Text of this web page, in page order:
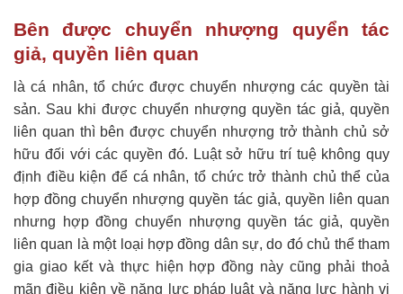
Bên được chuyển nhượng quyển tác
giả, quyền liên quan
là cá nhân, tổ chức được chuyển nhượng các quyền tài
sản. Sau khi được chuyển nhượng quyền tác giả, quyền
liên quan thì bên được chuyển nhượng trở thành chủ sở
hữu đối với các quyền đó. Luật sở hữu trí tuệ không quy
định điều kiện để cá nhân, tổ chức trở thành chủ thể của
hợp đồng chuyển nhượng quyền tác giả, quyền liên quan
nhưng hợp đồng chuyển nhượng quyền tác giả, quyền
liên quan là một loại hợp đồng dân sự, do đó chủ thể tham
gia giao kết và thực hiện hợp đồng này cũng phải thoả
mãn điều kiện về năng lực pháp luật và năng lực hành vi